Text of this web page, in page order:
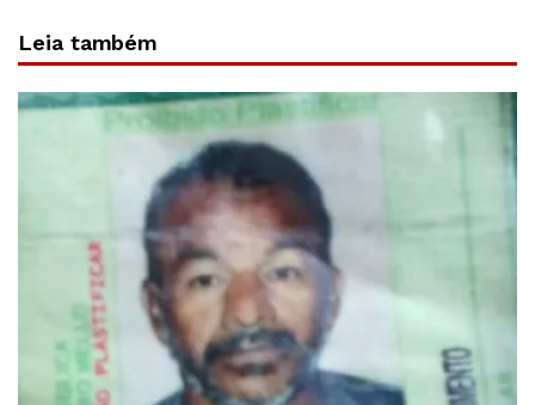
Leia também